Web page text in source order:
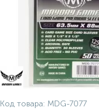
Код товара: MDG-7077